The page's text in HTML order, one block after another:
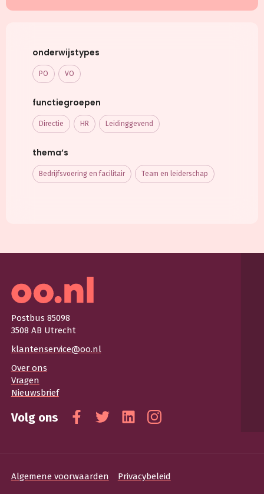
onderwijstypes
PO VO
functiegroepen
Directie HR Leidinggevend
thema’s
Bedrijfsvoering en facilitair Team en leiderschap
Postbus 85098
3508 AB Utrecht
klantenservice@oo.nl
Over ons
Vragen
Nieuwsbrief
Volg ons
Facebook
TwitterLinkedinInstagram
Algemene voorwaarden Privacybeleid